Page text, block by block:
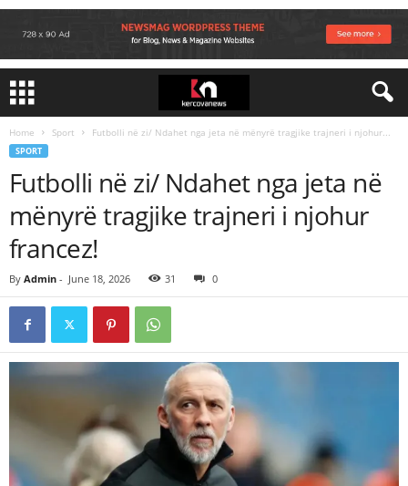
Home Sport Futbolli në zi/ Ndahet nga jeta në mënyrë tragjike trajneri i njohur...
SPORT
Futbolli në zi/ Ndahet nga jeta në
mënyrë tragjike trajneri i njohur
francez!
By Admin - June 18, 2026 31 0